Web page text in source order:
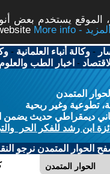
يستخدم بعض
More info - المزيد
-وكالة أنباء العلمانية -
- اخبار الطب والعلوم
المتمدن
تطوعية وغير ربحية
ديمقراطي حديث يضمن
ابن رشد للفكر الحر
الحوار المتمدن نرجو
الحوار المتمدن